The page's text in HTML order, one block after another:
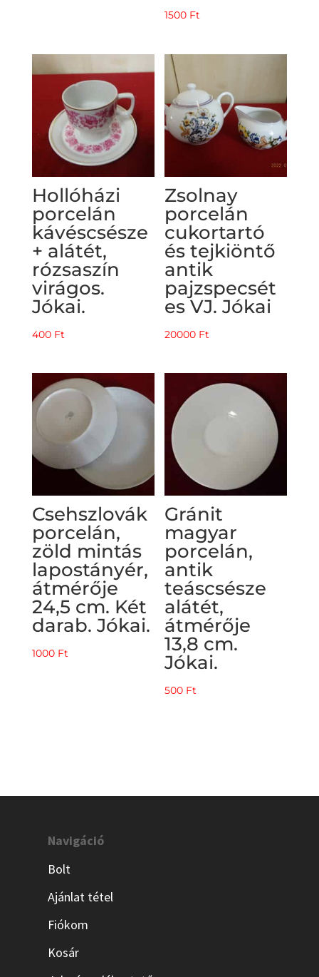
1500 Ft
Hollóházi
porcelán
kávéscsésze
+ alátét,
rózsaszín
virágos.
Jókai.
400 Ft
Zsolnay
porcelán
cukortartó
és tejkiöntő
antik
pajzspecsét
es VJ. Jókai
20000 Ft
Csehszlovák
porcelán,
zöld mintás
lapostányér,
átmérője
24,5 cm. Két
darab. Jókai.
1000 Ft
Gránit
magyar
porcelán,
antik
teáscsésze
alátét,
átmérője
13,8 cm.
Jókai.
500 Ft
Navigáció
Bolt
Ajánlat tétel
Fiókom
Kosár